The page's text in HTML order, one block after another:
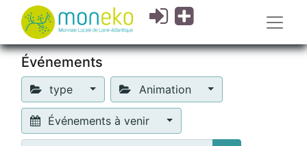
Événements
type Animation
Événements à venir